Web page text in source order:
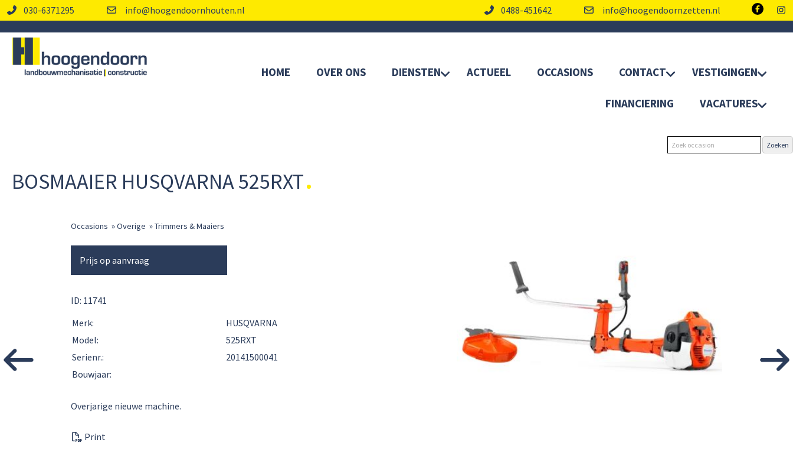
030-6371295 info@hoogendoornhouten.nl 0488-451642 info@hoogendoornzetten.nl
HOME OVER ONS DIENSTEN ACTUEEL OCCASIONS CONTACT VESTIGINGEN
FINANCIERING VACATURES
BOSMAAIER HUSQVARNA 525RXT
Occasions »Overige »Trimmers & Maaiers
Prijs op aanvraag
ID: 11741
Merk:
HUSQVARNA
Model:
525RXT
Serienr.:
20141500041
Bouwjaar:
Overjarige nieuwe machine.
Print